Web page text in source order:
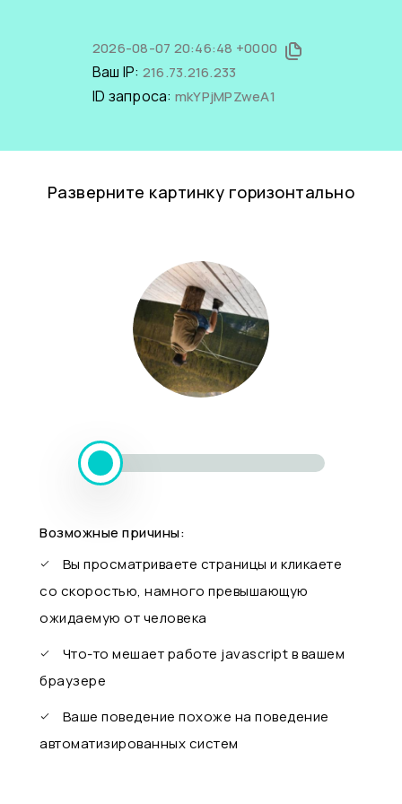
2026-08-07 20:46:48 +0000
Ваш IP: 216.73.216.233
ID запроса: mkYPjMPZweA1
Разверните картинку горизонтально
Возможные причины:
Вы просматриваете страницы и кликаете
со скоростью, намного превышающую
ожидаемую от человека
Что-то мешает работе javascript в вашем
браузере
Ваше поведение похоже на поведение
автоматизированных систем